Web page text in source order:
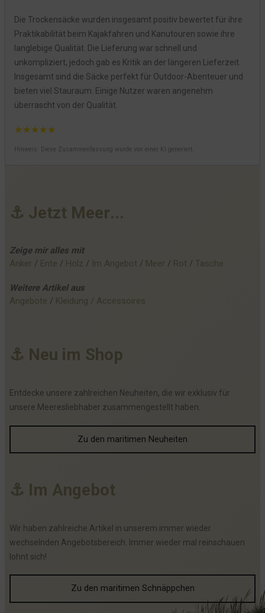
Die Trockensäcke wurden insgesamt positiv bewertet für ihre
Praktikabilität beim Kajakfahren und Kanutouren sowie ihre
langlebige Qualität. Die Lieferung war schnell und
unkompliziert, jedoch gab es Kritik an der längeren Lieferzeit.
Insgesamt sind die Säcke perfekt für Outdoor-Abenteuer und
bieten viel Stauraum. Einige Nutzer waren angenehm
überrascht von der Qualität.
★★★★★
Hinweis: Diese Zusammenfassung wurde von einer KI generiert.
⚓ Jetzt Meer...
Zeige mir alles mit
Anker / Ente / Holz / Im Angebot / Meer / Rot / Tasche
Weitere Artikel aus
Angebote / Kleidung / Accessoires
⚓ Neu im Shop
Entdecke unsere zahlreichen Neuheiten, die wir exklusiv für
unsere Meeresliebhaber zusammengestellt haben.
Zu den maritimen Neuheiten
⚓ Im Angebot
Wir haben zahlreiche Artikel in unserem immer wieder
wechselnden Angebotsbereich. Immer wieder mal reinschauen
lohnt sich!
Zu den maritimen Schnäppchen